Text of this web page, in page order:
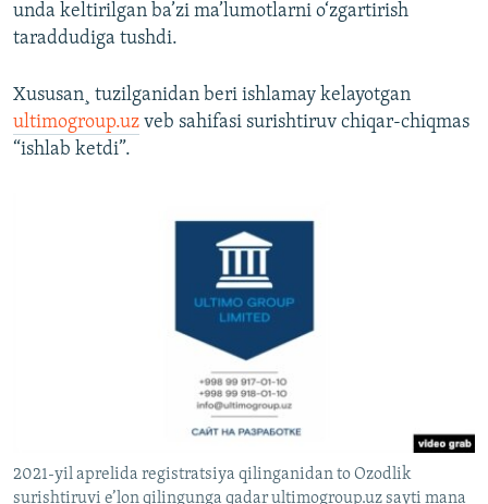
unda keltirilgan ba’zi ma’lumotlarni o‘zgartirish
taraddudiga tushdi.
Xususan¸ tuzilganidan beri ishlamay kelayotgan
ultimogroup.uz veb sahifasi surishtiruv chiqar-chiqmas
“ishlab ketdi”.
2021-yil aprelida registratsiya qilinganidan to Ozodlik
surishtiruvi e’lon qilingunga qadar ultimogroup.uz sayti mana